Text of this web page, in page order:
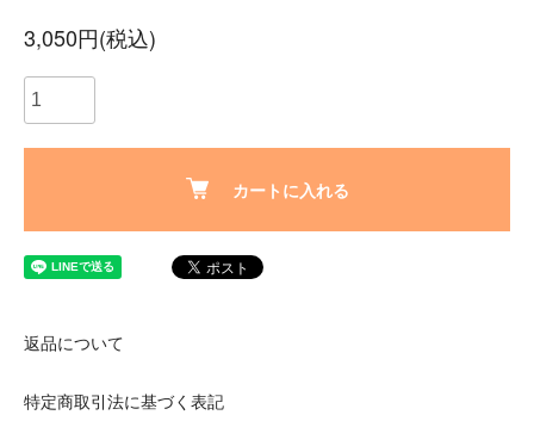
3,050円(税込)
カートに入れる
返品について
特定商取引法に基づく表記